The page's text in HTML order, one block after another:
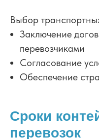
Выбор
Заключение
перевозчиками
Согласование
Обеспечение
Сроки
перевозок